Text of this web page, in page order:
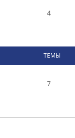
4
ТЕМЫ
7